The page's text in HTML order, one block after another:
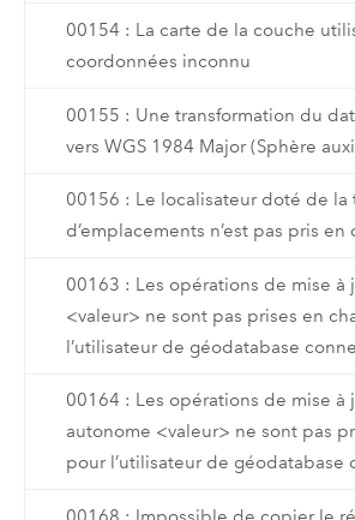
00154 : La carte de la couche
coordonnées inconnu
00155 : Une transformation du
vers WGS 1984 Major (Sphère
00156 : Le localisateur doté de la
d’emplacements n’est pas pris en
00163 : Les opérations de mise à
<valeur> ne sont pas prises en
l’utilisateur de géodatabase
00164 : Les opérations de mise à
autonome <valeur> ne sont pas
pour l’utilisateur de géodatabase